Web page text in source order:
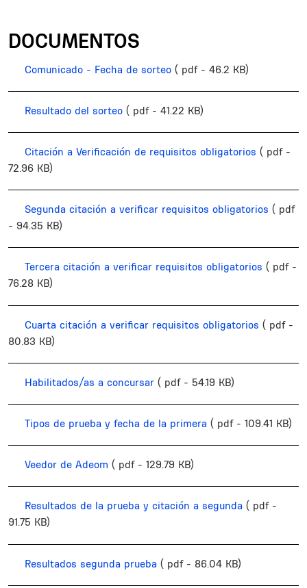
DOCUMENTOS
Comunicado - Fecha de sorteo ( pdf - 46.2 KB)
Resultado del sorteo ( pdf - 41.22 KB)
Citación a Verificación de requisitos obligatorios ( pdf -
72.96 KB)
Segunda citación a verificar requisitos obligatorios ( pdf
- 94.35 KB)
Tercera citación a verificar requisitos obligatorios ( pdf -
76.28 KB)
Cuarta citación a verificar requisitos obligatorios ( pdf -
80.83 KB)
Habilitados/as a concursar ( pdf - 54.19 KB)
Tipos de prueba y fecha de la primera ( pdf - 109.41 KB)
Veedor de Adeom ( pdf - 129.79 KB)
Resultados de la prueba y citación a segunda ( pdf -
91.75 KB)
Resultados segunda prueba ( pdf - 86.04 KB)